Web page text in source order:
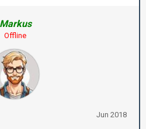
Markus
Offline
Jun 2018